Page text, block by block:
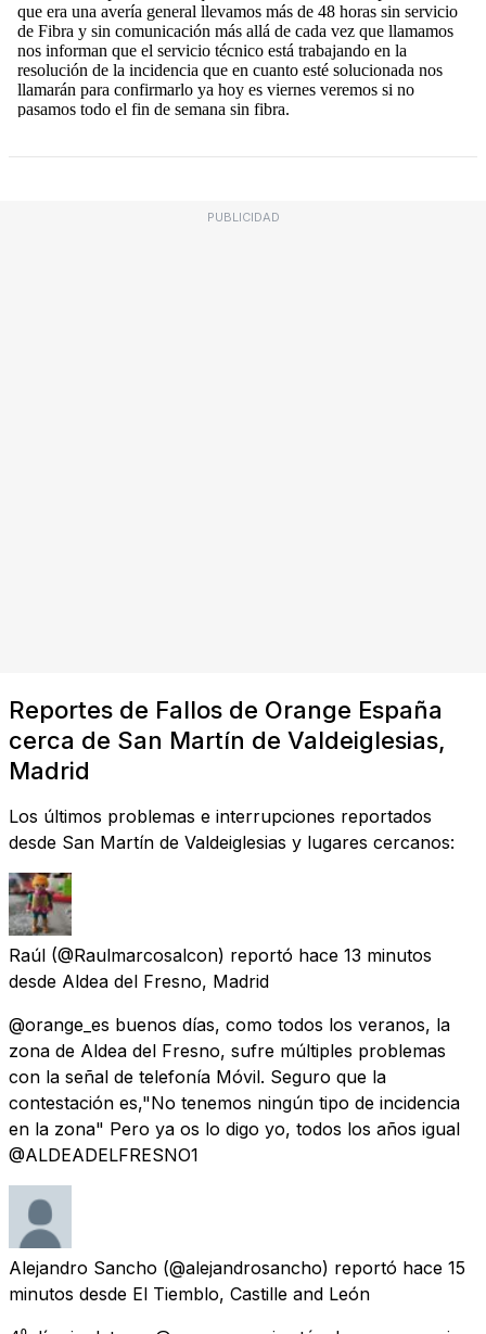
PUBLICIDAD
Reportes de Fallos de Orange España
cerca de San Martín de Valdeiglesias,
Madrid
Los últimos problemas e interrupciones reportados
desde San Martín de Valdeiglesias y lugares cercanos:
Raúl (@Raulmarcosalcon) reportó hace 13 minutos
desde Aldea del Fresno, Madrid
@orange_es buenos días, como todos los veranos, la
zona de Aldea del Fresno, sufre múltiples problemas
con la señal de telefonía Móvil. Seguro que la
contestación es,"No tenemos ningún tipo de incidencia
en la zona" Pero ya os lo digo yo, todos los años igual
@ALDEADELFRESNO1
Alejandro Sancho (@alejandrosancho) reportó hace 15
minutos desde El Tiemblo, Castille and León